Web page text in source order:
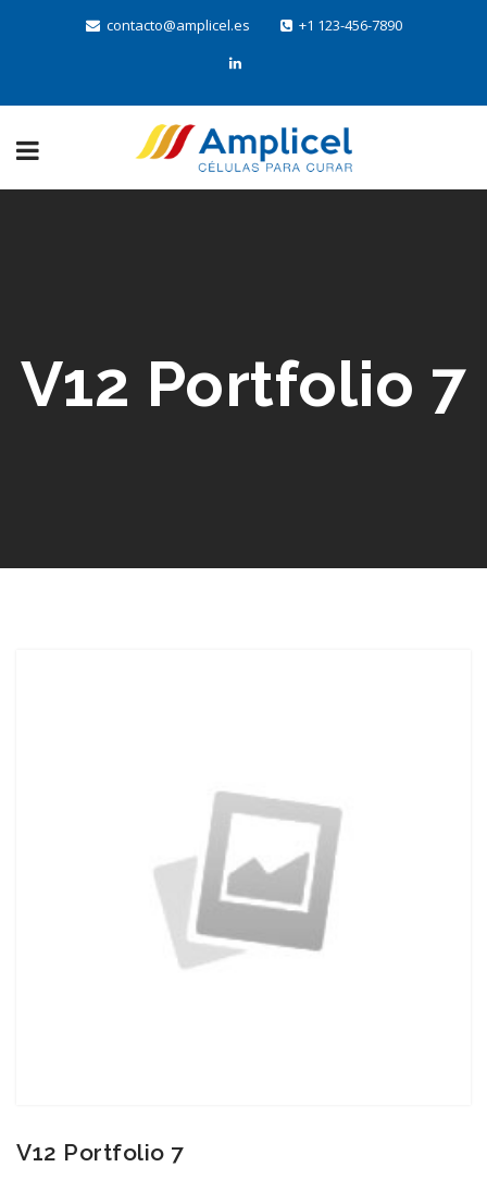
contacto@amplicel.es +1 123-456-7890
V12 Portfolio 7
V12 Portfolio 7